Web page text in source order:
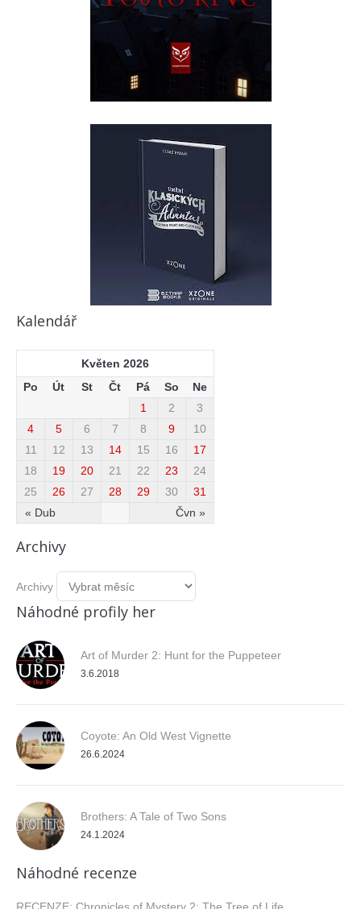
Kalendář
Květen 2026
Po
Út St Čt Pá So Ne
« Dub Čvn »
1 2
3
4
5 6 7 8 9
10
11
12 13 14 15 16
17
18
19 20 21 22 23
24
25
26 27 28 29 30 31
Archivy
Archivy
Náhodné profily her
Art of Murder 2: Hunt for the Puppeteer
3.6.2018
Coyote: An Old West Vignette
26.6.2024
Brothers: A Tale of Two Sons
24.1.2024
Náhodné recenze